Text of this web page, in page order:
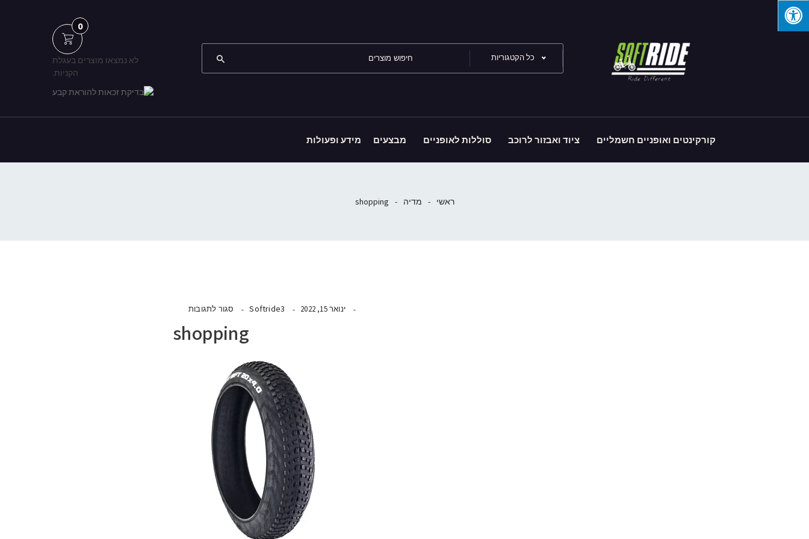
כל הקטגוריות
0
לא נמצאו מוצרים בעגלת
הקניות.
קורקינטים ואופניים חשמליים ציוד ואבזור לרוכב סוללות לאופניים מבצעים מידע ופעולות
ראשי - מדיה -
shopping
ינואר 15, 2022 Softride3 סגור לתגובות
shopping